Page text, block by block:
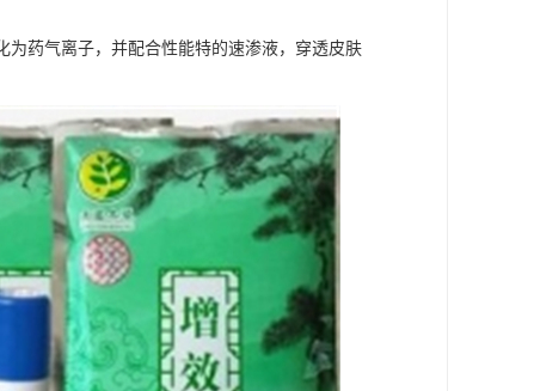
药气离子，并配合性能特的速渗液，穿透皮肤